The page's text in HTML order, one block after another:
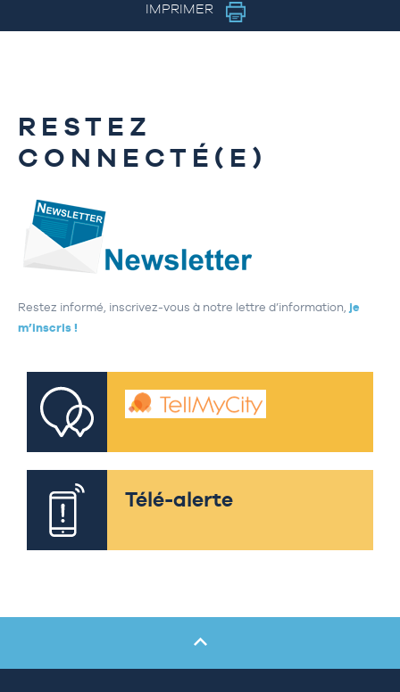
IMPRIMER
RESTEZ
CONNECTÉ(E)
Restez informé, inscrivez-vous à notre lettre d’information, je
m’inscris !
Télé-alerte